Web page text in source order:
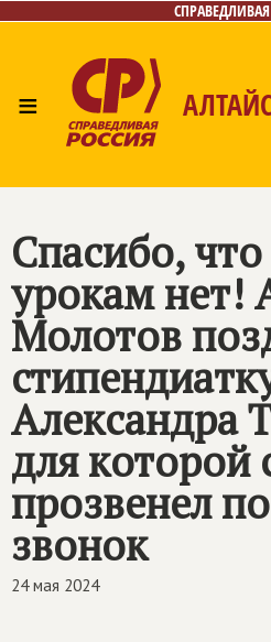
≡
Спасибо,
урокам нет!
Молотов
Александра
для которой
прозвенел
звонок
24 мая 2024